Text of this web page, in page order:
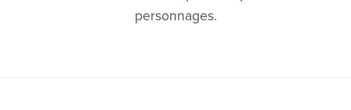
personnages.